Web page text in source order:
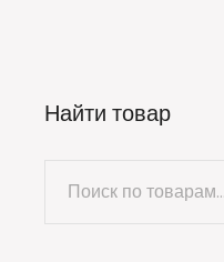
Найти товар